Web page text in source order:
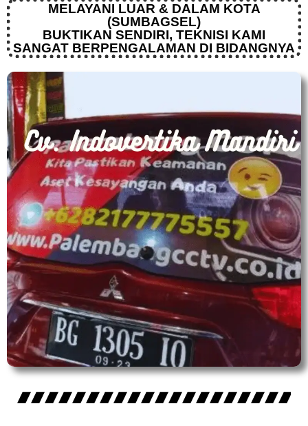
MELAYANI LUAR & DALAM KOTA
(SUMBAGSEL)
BUKTIKAN SENDIRI, TEKNISI KAMI
SANGAT BERPENGALAMAN DI BIDANGNYA